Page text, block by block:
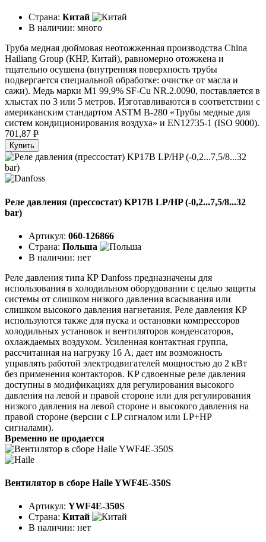
Страна: Китай
В наличии: много
Труба медная дюймовая неотожженная производства China
Hailiang Group (КНР, Китай), равномерно отожжена и
тщательно осушена (внутренняя поверхность трубы
подвергается специальной обработке: очистке от масла и
сажи). Медь марки М1 99,9% SF-Cu NR.2.0090, поставляется в
хлыстах по 3 или 5 метров. Изготавливаются в соответствии с
американским стандартом ASTM B-280 «Трубы медные для
систем кондиционирования воздуха» и EN12735-1 (ISO 9000).
701,87 P
Купить
Реле давления (прессостат) KP17B LP/HP (-0,2...7,5/8...32
bar)
Артикул: 060-126866
Страна: Польша
В наличии: нет
Реле давления типа КР Danfoss предназначены для
использования в холодильном оборудовании с целью защиты
системы от слишком низкого давления всасывания или
слишком высокого давления нагнетания. Реле давления КР
используются также для пуска и остановки компрессоров
холодильных установок и вентиляторов конденсаторов,
охлаждаемых воздухом. Усиленная контактная группа,
рассчитанная на нагрузку 16 А, дает им возможность
управлять работой электродвигателей мощностью до 2 кВт
без применения контакторов. KP сдвоенные реле давления
доступны в модификациях для регулирования высокого
давления на левой и правой стороне или для регулирования
низкого давления на левой стороне и высокого давления на
правой стороне (версии с LP сигналом или LP+HP
сигналами).
Временно не продается
Вентилятор в сборе Haile YWF4E-350S
Артикул: YWF4E-350S
Страна: Китай
В наличии: нет